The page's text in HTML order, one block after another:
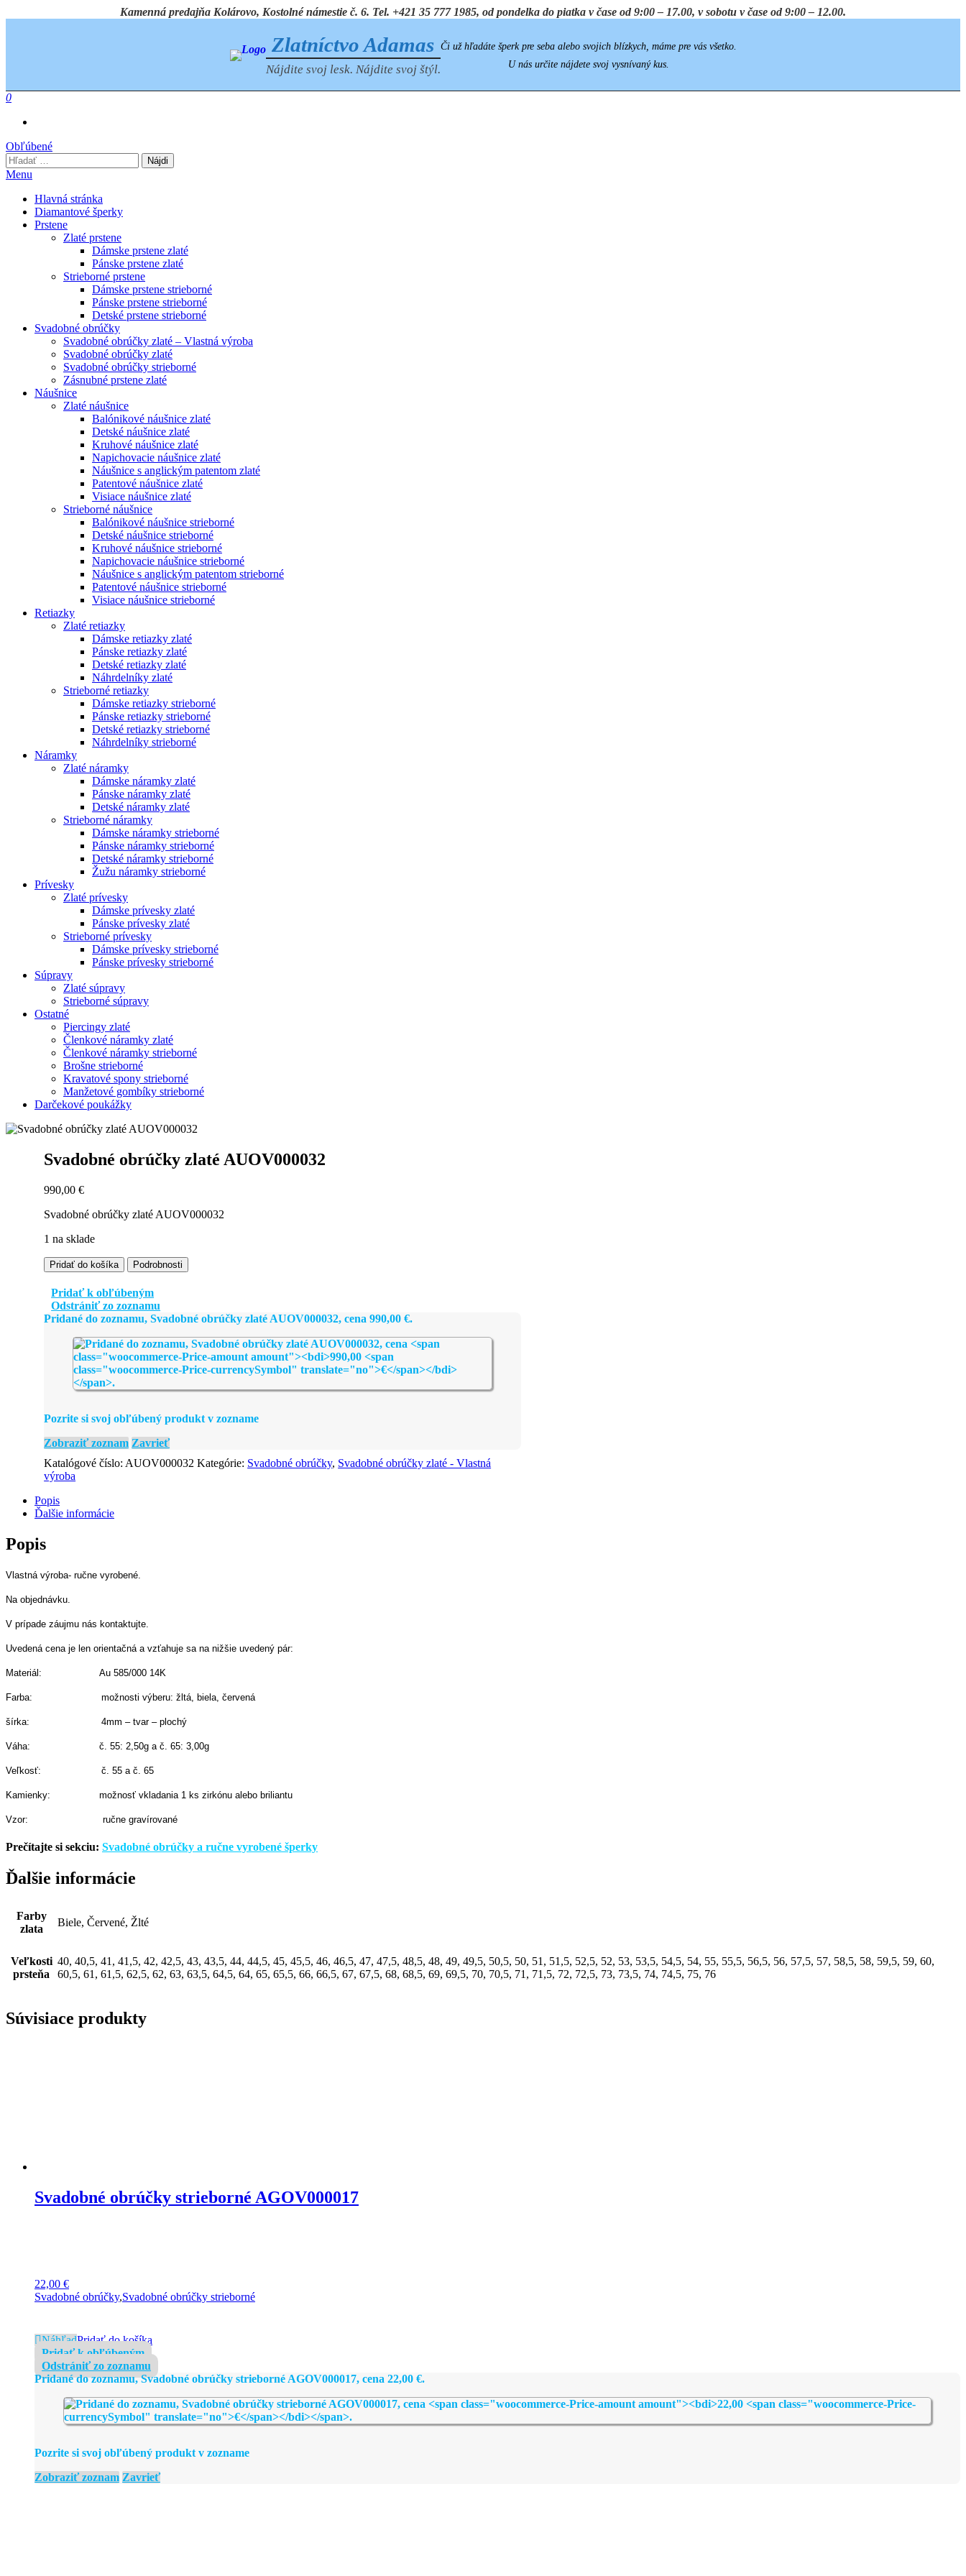
Kamenná predajňa Kolárovo, Kostolné námestie č. 6. Tel. +421 35 777 1985, od pondelka do piatka v čase od 9:00 – 17.00, v sobotu v čase od 9:00 – 12.00.
Zlatníctvo Adamas
Nájdite svoj lesk. Nájdite svoj štýl.
Či už hľadáte šperk pre seba alebo svojich blízkych, máme pre vás všetko.
U nás určite nájdete svoj vysnívaný kus.
0
Obľúbené
Hľadať:
Menu
Hlavná stránka
Diamantové šperky
Prstene
Zlaté prstene
Dámske prstene zlaté
Pánske prstene zlaté
Strieborné prstene
Dámske prstene strieborné
Pánske prstene strieborné
Detské prstene strieborné
Svadobné obrúčky
Svadobné obrúčky zlaté – Vlastná výroba
Svadobné obrúčky zlaté
Svadobné obrúčky strieborné
Zásnubné prstene zlaté
Náušnice
Zlaté náušnice
Balónikové náušnice zlaté
Detské náušnice zlaté
Kruhové náušnice zlaté
Napichovacie náušnice zlaté
Náušnice s anglickým patentom zlaté
Patentové náušnice zlaté
Visiace náušnice zlaté
Strieborné náušnice
Balónikové náušnice strieborné
Detské náušnice strieborné
Kruhové náušnice strieborné
Napichovacie náušnice strieborné
Náušnice s anglickým patentom strieborné
Patentové náušnice strieborné
Visiace náušnice strieborné
Retiazky
Zlaté retiazky
Dámske retiazky zlaté
Pánske retiazky zlaté
Detské retiazky zlaté
Náhrdelníky zlaté
Strieborné retiazky
Dámske retiazky strieborné
Pánske retiazky strieborné
Detské retiazky strieborné
Náhrdelníky strieborné
Náramky
Zlaté náramky
Dámske náramky zlaté
Pánske náramky zlaté
Detské náramky zlaté
Strieborné náramky
Dámske náramky strieborné
Pánske náramky strieborné
Detské náramky strieborné
Žužu náramky strieborné
Prívesky
Zlaté prívesky
Dámske prívesky zlaté
Pánske prívesky zlaté
Strieborné prívesky
Dámske prívesky strieborné
Pánske prívesky strieborné
Súpravy
Zlaté súpravy
Strieborné súpravy
Ostatné
Piercingy zlaté
Členkové náramky zlaté
Členkové náramky strieborné
Brošne strieborné
Kravatové spony strieborné
Manžetové gombíky strieborné
Darčekové poukážky
Zoom
Svadobné obrúčky zlaté AUOV000032
990,00€
Svadobné obrúčky zlaté AUOV000032
1 na sklade
množstvo
Svadobné
obrúčky
zlaté
AUOV000032
Pridať do košíka Podrobnosti
Pridať k obľúbeným
Odstrániť zo zoznamu
Pridané do zoznamu, Svadobné obrúčky zlaté AUOV000032, cena990,00€.
Pozrite si svoj obľúbený produkt v zozname
Zobraziť zoznam Zavrieť
Katalógové číslo: AUOV000032 Kategórie: Svadobné obrúčky, Svadobné obrúčky zlaté - Vlastná
výroba
Popis
Ďalšie informácie
Popis
Vlastná výroba- ručne vyrobené.
Na objednávku.
V prípade záujmu nás kontaktujte.
Uvedená cena je len orientačná a vzťahuje sa na nižšie uvedený pár:
Materiál: Au 585/000 14K
Farba: možnosti výberu: žltá, biela, červená
šírka: 4mm – tvar – plochý
Váha: č. 55: 2,50g a č. 65: 3,00g
Veľkosť: č. 55 a č. 65
Kamienky: možnosť vkladania 1 ks zirkónu alebo briliantu
Vzor: ručne gravírované
Prečítajte si sekciu: Svadobné obrúčky a ručne vyrobené šperky
Ďalšie informácie
Farby
zlata
Biele, Červené, Žlté
Veľkosti
prsteňa
40, 40,5, 41, 41,5, 42, 42,5, 43, 43,5, 44, 44,5, 45, 45,5, 46, 46,5, 47, 47,5, 48,5, 48, 49, 49,5, 50,5, 50, 51, 51,5, 52,5, 52, 53, 53,5, 54,5, 54, 55, 55,5, 56,5, 56, 57,5, 57, 58,5, 58, 59,5, 59, 60,
60,5, 61, 61,5, 62,5, 62, 63, 63,5, 64,5, 64, 65, 65,5, 66, 66,5, 67, 67,5, 68, 68,5, 69, 69,5, 70, 70,5, 71, 71,5, 72, 72,5, 73, 73,5, 74, 74,5, 75, 76
Súvisiace produkty
Svadobné obrúčky strieborné AGOV000017
22,00 €
Svadobné obrúčky,Svadobné obrúčky strieborné
NáhľadPridať do košíka
Pridať k obľúbeným
Odstrániť zo zoznamu
Pridané do zoznamu, Svadobné obrúčky strieborné AGOV000017, cena 22,00 €.
Pozrite si svoj obľúbený produkt v zozname
Zobraziť zoznam Zavrieť